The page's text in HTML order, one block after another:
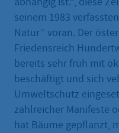
seinem 1983
Natur“ voran. Der
Friedensreich
bereits sehr früh mit
beschäftigt und sich
Umweltschutz
zahlreicher Manifeste
hat Bäume gepflanzt,